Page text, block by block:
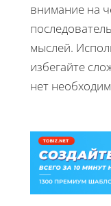
внимание на
мыслей.
избегайте
нет